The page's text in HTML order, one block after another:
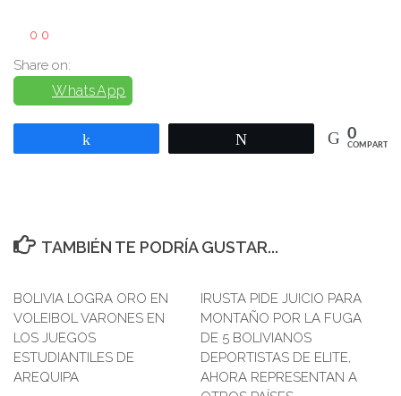
0 0
Share on:
WhatsApp
0
COMPARTIR
TAMBIÉN TE PODRÍA GUSTAR...
BOLIVIA LOGRA ORO EN
VOLEIBOL VARONES EN
LOS JUEGOS
ESTUDIANTILES DE
AREQUIPA
IRUSTA PIDE JUICIO PARA
MONTAÑO POR LA FUGA
DE 5 BOLIVIANOS
DEPORTISTAS DE ELITE,
AHORA REPRESENTAN A